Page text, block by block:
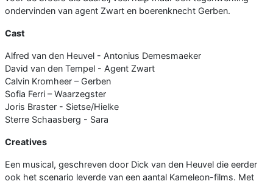
ondervinden van agent Zwart en boerenknecht Gerben.
Cast
Alfred van den Heuvel - Antonius Demesmaeker
David van den Tempel - Agent Zwart
Calvin Kromheer – Gerben
Sofia Ferri – Waarzegster
Joris Braster - Sietse/Hielke
Sterre Schaasberg - Sara
Creatives
Een musical, geschreven door Dick van den Heuvel die eerder
ook het scenario leverde van een aantal Kameleon-films. Met